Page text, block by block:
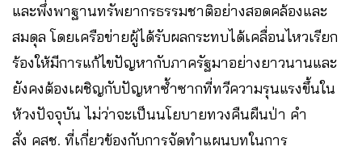
และพึ่งพาฐานทรัพยากรธรรมชาติอย่างสอดคล้องและ
สมดุล โดยเครือข่ายผู้ได้รับผลกระทบได้เคลื่อนไหวเรียก
ร้องให้มีการแก้ไขปัญหากับภาครัฐมาอย่างยาวนานและ
ยังคงต้องเผชิญกับปัญหาซ้ำซากที่ทวีความรุนแรงขึ้นใน
ห้วงปัจจุบัน ไม่ว่าจะเป็นนโยบายทวงคืนผืนป่า คำ
สั่ง คสช. ที่เกี่ยวข้องกับการจัดทำแผนบทในการ